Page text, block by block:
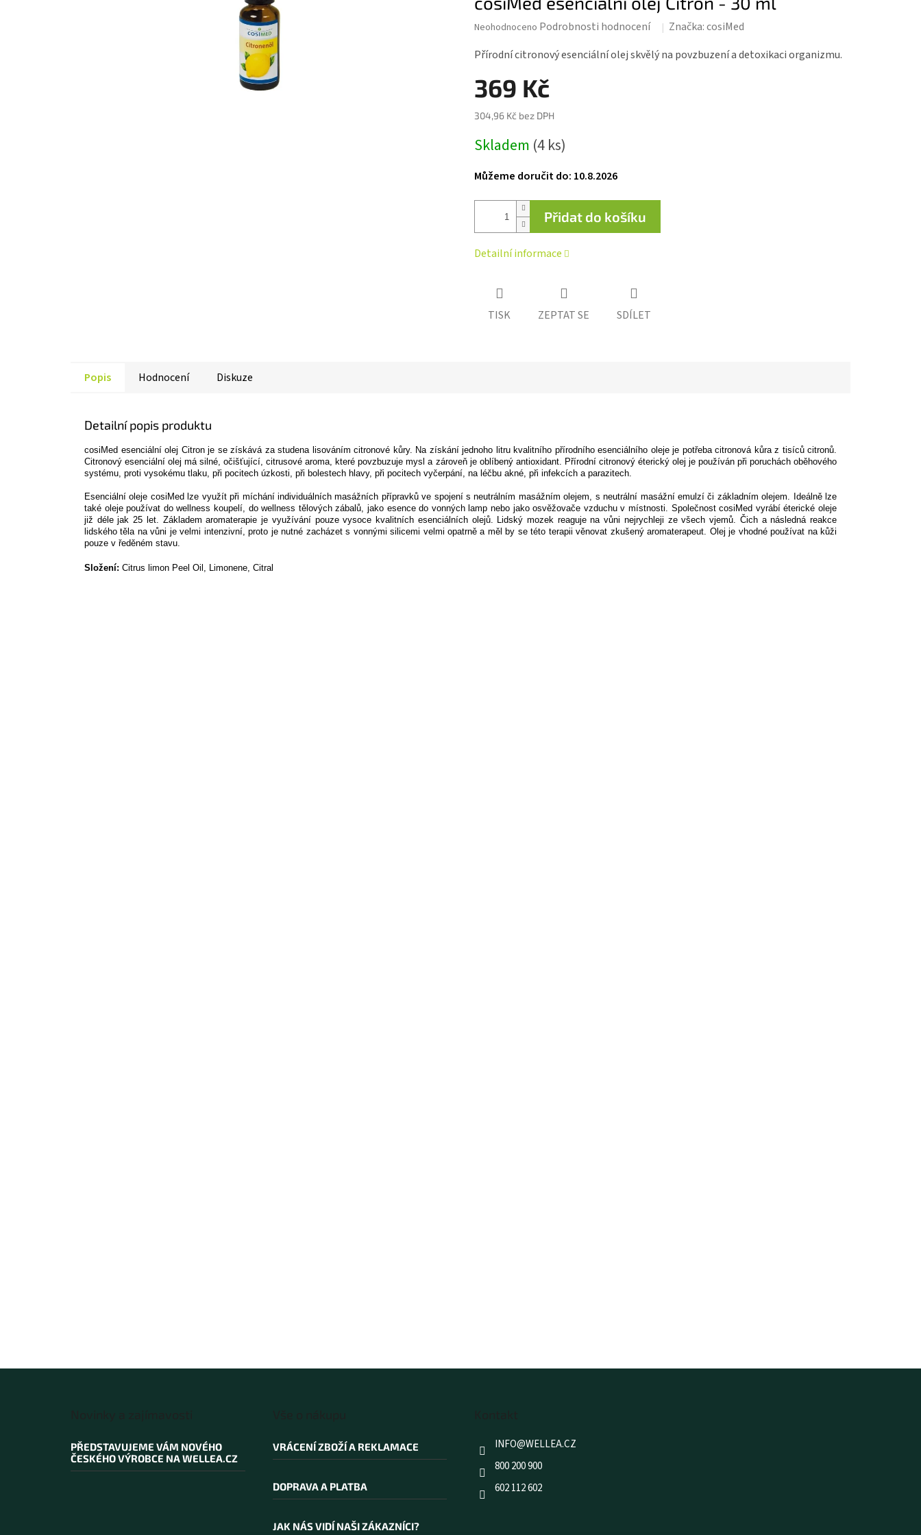
Průměrné
produktu
0,0
z 5
Neohodnoceno Podrobnosti hodnocení Značka:cosiMed
Přírodní citronový esenciální olej skvělý na povzbuzení a detoxikaci organizmu.
369 Kč
304,96 Kč bez DPH
cena:
Skladem (4 ks)
Můžeme doručit do: 10.8.2026
Přidat do košíku
Detailní informace
TISK ZEPTAT SE SDÍLET
Popis Hodnocení Diskuze
Detailní popis produktu
cosiMed esenciální olej Citron je se získává za studena lisováním citronové kůry. Na získání jednoho litru kvalitního přírodního esenciálního oleje je potřeba citronová kůra z tisíců citronů.
Citronový esenciální olej má silné, očišťující, citrusové aroma, které povzbuzuje mysl a zároveň je oblíbený antioxidant. Přírodní citronový éterický olej je používán při poruchách oběhového
systému, proti vysokému tlaku, při pocitech úzkosti, při bolestech hlavy, při pocitech vyčerpání, na léčbu akné, při infekcích a parazitech.
Esenciální oleje cosiMed lze využít při míchání individuálních masážních přípravků ve spojení s neutrálním masážním olejem, s neutrální masážní emulzí či základním olejem. Ideálně lze
také oleje používat do wellness koupelí, do wellness tělových zábalů, jako esence do vonných lamp nebo jako osvěžovače vzduchu v místnosti. Společnost cosiMed vyrábí éterické oleje
již déle jak 25 let. Základem aromaterapie je využívání pouze vysoce kvalitních esenciálních olejů. Lidský mozek reaguje na vůni nejrychleji ze všech vjemů. Čich a následná reakce
lidského těla na vůni je velmi intenzivní, proto je nutné zacházet s vonnými silicemi velmi opatrně a měl by se této terapii věnovat zkušený aromaterapeut. Olej je vhodné používat na kůži
pouze v ředěném stavu.
Složení: Citrus limon Peel Oil, Limonene, Citral
PŘEDSTAVUJEME VÁM NOVÉHO
ČESKÉHO VÝROBCE NA WELLEA.CZ
VRÁCENÍ ZBOŽÍ A REKLAMACE
DOPRAVA A PLATBA
JAK NÁS VIDÍ NAŠI ZÁKAZNÍCI?
INFO@WELLEA.CZ
800 200 900
602 112 602